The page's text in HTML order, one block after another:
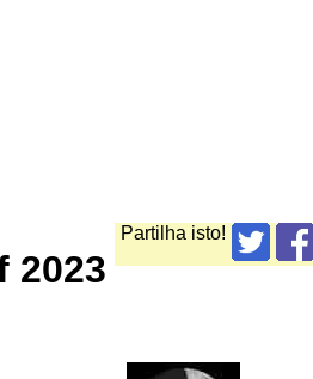
Partilha isto!
2023